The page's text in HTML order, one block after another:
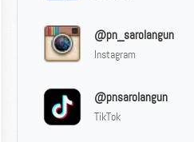
@pn_sarolangun
Instagram
@pnsarolangun
TikTok